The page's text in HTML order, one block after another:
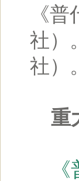
《
社）
社）。
重